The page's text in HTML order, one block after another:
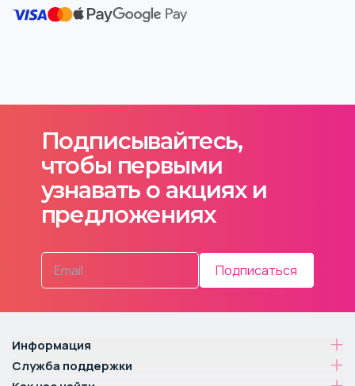
Подписывайтесь,
чтобы первыми
узнавать о акциях и
предложениях
Подписаться
Информация
Служба поддержки